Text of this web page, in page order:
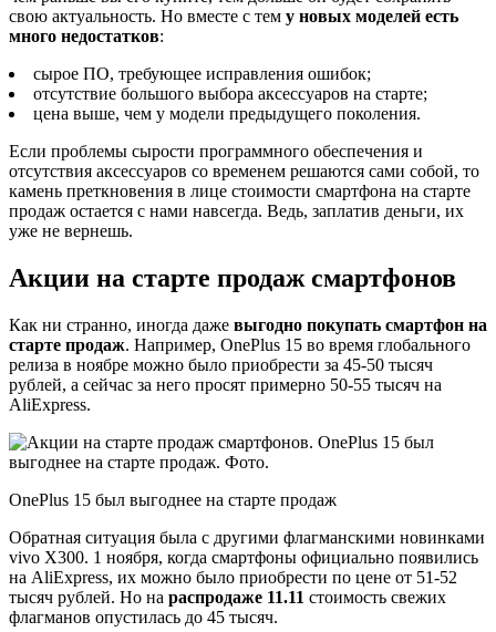
свою актуальность. Но вместе с тем у новых моделей есть
много недостатков:
сырое ПО, требующее исправления ошибок;
отсутствие большого выбора аксессуаров на старте;
цена выше, чем у модели предыдущего поколения.
Если проблемы сырости программного обеспечения и
отсутствия аксессуаров со временем решаются сами собой, то
камень преткновения в лице стоимости смартфона на старте
продаж остается с нами навсегда. Ведь, заплатив деньги, их
уже не вернешь.
Акции на старте продаж смартфонов
Как ни странно, иногда даже выгодно покупать смартфон на
старте продаж. Например, OnePlus 15 во время глобального
релиза в ноябре можно было приобрести за 45-50 тысяч
рублей, а сейчас за него просят примерно 50-55 тысяч на
AliExpress.
OnePlus 15 был выгоднее на старте продаж
Обратная ситуация была с другими флагманскими новинками
vivo X300. 1 ноября, когда смартфоны официально появились
на AliExpress, их можно было приобрести по цене от 51-52
тысяч рублей. Но на распродаже 11.11 стоимость свежих
флагманов опустилась до 45 тысяч.